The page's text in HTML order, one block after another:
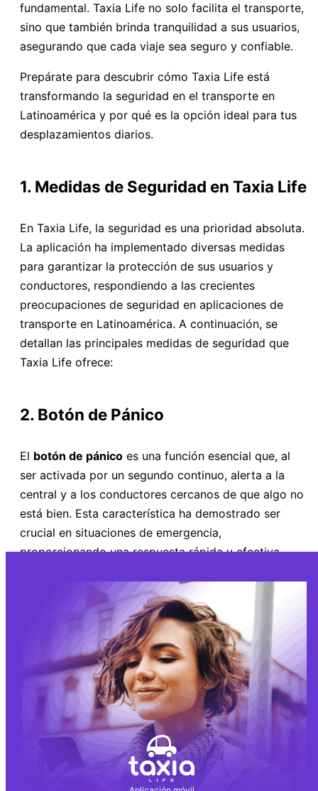
fundamental. Taxia Life no solo facilita el transporte,
sino que también brinda tranquilidad a sus usuarios,
asegurando que cada viaje sea seguro y confiable.
Prepárate para descubrir cómo Taxia Life está
transformando la seguridad en el transporte en
Latinoamérica y por qué es la opción ideal para tus
desplazamientos diarios.
1. Medidas de Seguridad en Taxia Life
En Taxia Life, la seguridad es una prioridad absoluta.
La aplicación ha implementado diversas medidas
para garantizar la protección de sus usuarios y
conductores, respondiendo a las crecientes
preocupaciones de seguridad en aplicaciones de
transporte en Latinoamérica. A continuación, se
detallan las principales medidas de seguridad que
Taxia Life ofrece:
2. Botón de Pánico
El botón de pánico es una función esencial que, al
ser activada por un segundo continuo, alerta a la
central y a los conductores cercanos de que algo no
está bien. Esta característica ha demostrado ser
crucial en situaciones de emergencia,
proporcionando una respuesta rápida y efectiva.
un salvavidas en momentos críticos.
3. Historial de Servicios
Taxia Life mantiene unhistorial de servicios
detallado que incluye información del conductor, la
placa del vehículo y la ruta establecida. Esta
información es vital en caso de imprevistos,
permitiendo a los usuarios y autoridades rastrear y
verificar los detalles del viaje.